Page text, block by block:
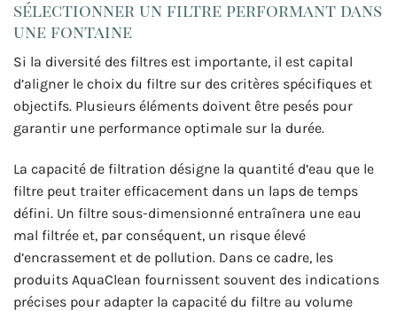
sélectionner un filtre performant dans
une fontaine
Si la diversité des filtres est importante, il est capital
d’aligner le choix du filtre sur des critères spécifiques et
objectifs. Plusieurs éléments doivent être pesés pour
garantir une performance optimale sur la durée.
La capacité de filtration désigne la quantité d’eau que le
filtre peut traiter efficacement dans un laps de temps
défini. Un filtre sous-dimensionné entraînera une eau
mal filtrée et, par conséquent, un risque élevé
d’encrassement et de pollution. Dans ce cadre, les
produits AquaClean fournissent souvent des indications
précises pour adapter la capacité du filtre au volume